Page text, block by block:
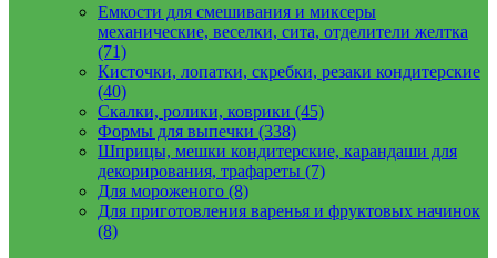
Емкости для смешивания и миксеры
механические, веселки, сита, отделители желтка
(71)
Кисточки, лопатки, скребки, резаки кондитерские
(40)
Скалки, ролики, коврики (45)
Формы для выпечки (338)
Шприцы, мешки кондитерские, карандаши для
декорирования, трафареты (7)
Для мороженого (8)
Для приготовления варенья и фруктовых начинок
(8)